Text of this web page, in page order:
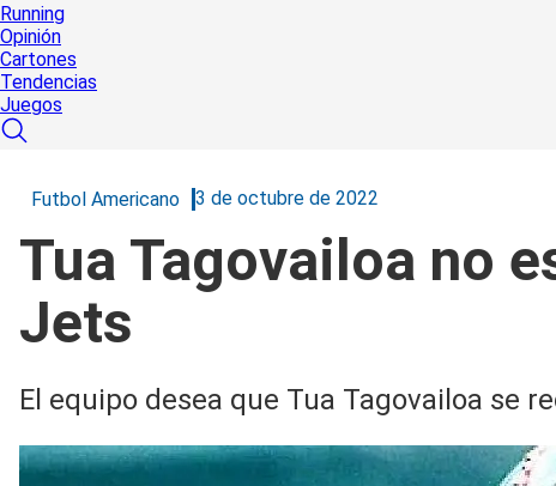
Running
Opinión
Cartones
Tendencias
Juegos
Futbol Americano 3 de octubre de 2022
Tua Tagovailoa no
Jets
El equipo desea que Tua Tagovailoa se